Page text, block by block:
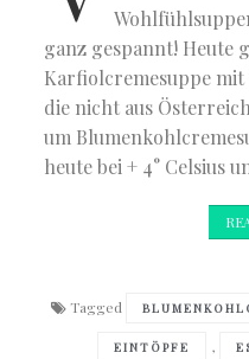
ganz gespannt! Heute
Karfiolcremesuppe
die nicht aus
um
heute bei + 4° Celsius
Tagged
EINTÖPFE ,